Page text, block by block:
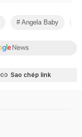
Angela Baby
Sao chép link